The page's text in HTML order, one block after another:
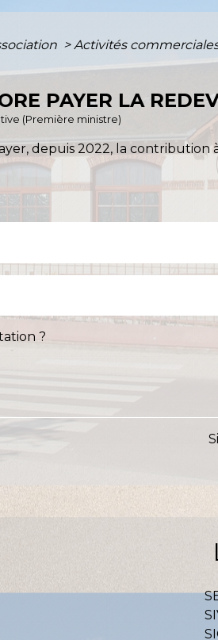
> Activités
PAYER LA
(Première ministre)
depuis 2022, la contribution
?